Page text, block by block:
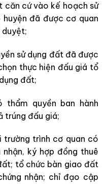
căn cứ vào kế hoạch sử
đã được cơ quan
duyệt;
sử dụng đất đã được
thực hiện đấu giá tổ
đất;
quyền ban hành
trúng đấu giá;
trường trình cơ quan có
ký hợp đồng thuê
tổ chức bàn giao đất
nhận; chỉ đạo cập